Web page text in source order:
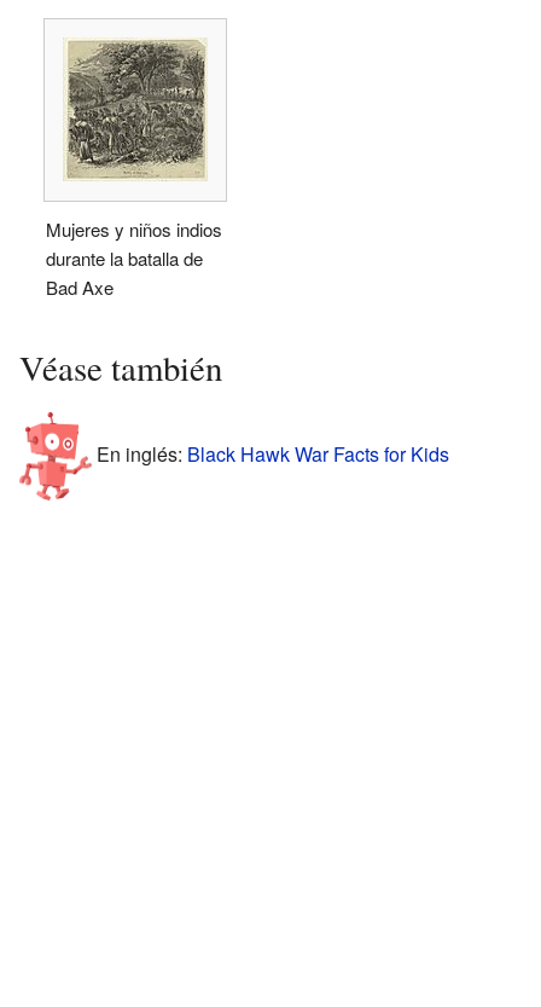
Mujeres y niños indios
durante la batalla de
Bad Axe
Véase también
En inglés: Black Hawk War Facts for Kids